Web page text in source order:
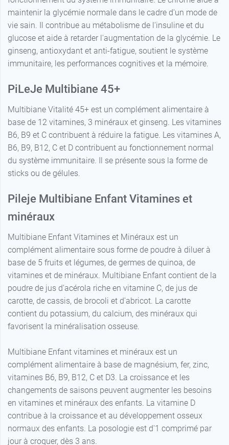
maintenir la glycémie normale dans le cadre d'un mode de
vie sain. Il contribue au métabolisme de l'insuline et du
glucose et aide à retarder l'augmentation de la glycémie. Le
ginseng, antioxydant et anti-fatigue, soutient le système
immunitaire, les performances cognitives et la mémoire.
PiLeJe Multibiane 45+
Multibiane Vitalité 45+ est un complément alimentaire à
base de 12 vitamines, 3 minéraux et ginseng. Les vitamines
B6, B9 et C contribuent à réduire la fatigue. Les vitamines A,
B6, B9, B12, C et D contribuent au fonctionnement normal
du système immunitaire. Il se présente sous la forme de
sticks ou de gélules.
Pileje Multibiane Enfant Vitamines et
minéraux
Multibiane Enfant Vitamines et Minéraux est un
complément alimentaire sous forme de poudre à diluer à
base de 5 fruits et légumes, de germes de quinoa, de
vitamines et de minéraux. Multibiane Enfant contient de la
poudre de jus d'acérola riche en vitamine C, de jus de
carotte, de cassis, de brocoli et d'abricot. La carotte
contient du potassium, du calcium, des minéraux qui
favorisent la minéralisation osseuse.
Multibiane Enfant vitamines et minéraux est un
complément alimentaire à base de magnésium, fer, zinc,
vitamines B6, B9, B12, C et D3. La croissance et les
changements de saisons peuvent augmenter les besoins
en vitamines et minéraux des enfants. La vitamine D
contribue à la croissance et au développement osseux
normaux des enfants. La posologie est d'1 comprimé par
jour à croquer, dès 3 ans.